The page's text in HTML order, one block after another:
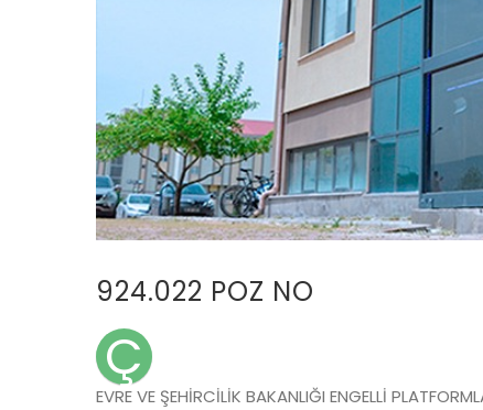
924.022 POZ NO
Ç
EVRE VE ŞEHİRCİLİK BAKANLIĞI ENGELLİ